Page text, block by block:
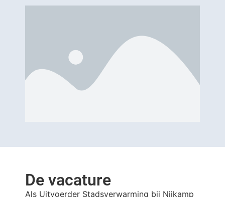
De vacature
Als Uitvoerder Stadsverwarming bij Nijkamp